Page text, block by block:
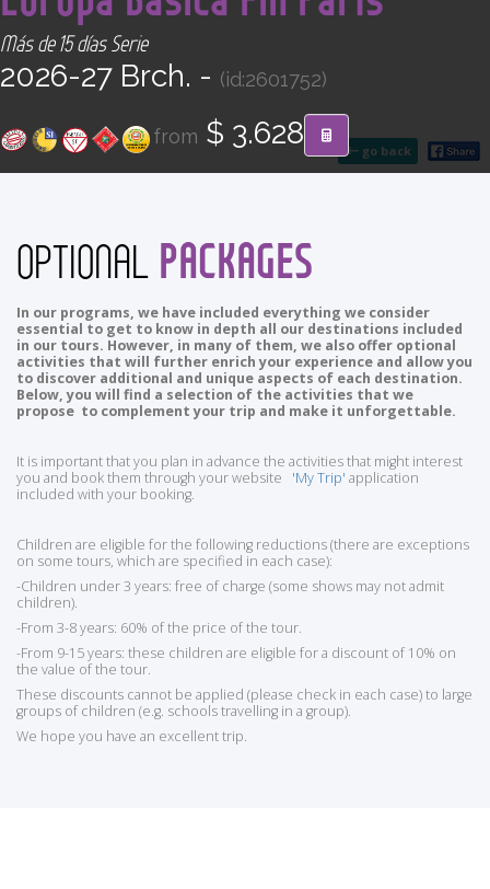
CONTACT
Find your Tour
go back
Más de 15 días Serie
2026-27 Brch. - (id:2601752)
from $ 3.628
OPTIONAL PACKAGES
In our programs, we have included everything we consider
essential to get to know in depth all our destinations included
in our tours. However, in many of them, we also offer optional
activities that will further enrich your experience and allow you
to discover additional and unique aspects of each destination.
Below, you will find a selection of the activities that we
propose to complement your trip and make it unforgettable.
It is important that you plan in advance the activities that might interest
you and book them through your website 'My Trip' application
included with your booking.
Children are eligible for the following reductions (there are exceptions
on some tours, which are specified in each case):
-Children under 3 years: free of charge (some shows may not admit
children).
-From 3-8 years: 60% of the price of the tour.
-From 9-15 years: these children are eligible for a discount of 10% on
the value of the tour.
These discounts cannot be applied (please check in each case) to large
groups of children (e.g. schools travelling in a group).
We hope you have an excellent trip.